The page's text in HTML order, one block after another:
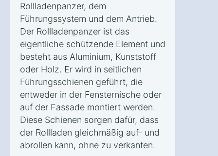
Rollladenpanzer, dem
Führungssystem und dem Antrieb.
Der Rollladenpanzer ist das
eigentliche schützende Element und
besteht aus Aluminium, Kunststoff
oder Holz. Er wird in seitlichen
Führungsschienen geführt, die
entweder in der Fensternische oder
auf der Fassade montiert werden.
Diese Schienen sorgen dafür, dass
der Rollladen gleichmäßig auf- und
abrollen kann, ohne zu verkanten.